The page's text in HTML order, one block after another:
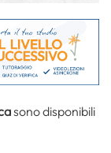
sono disponibili